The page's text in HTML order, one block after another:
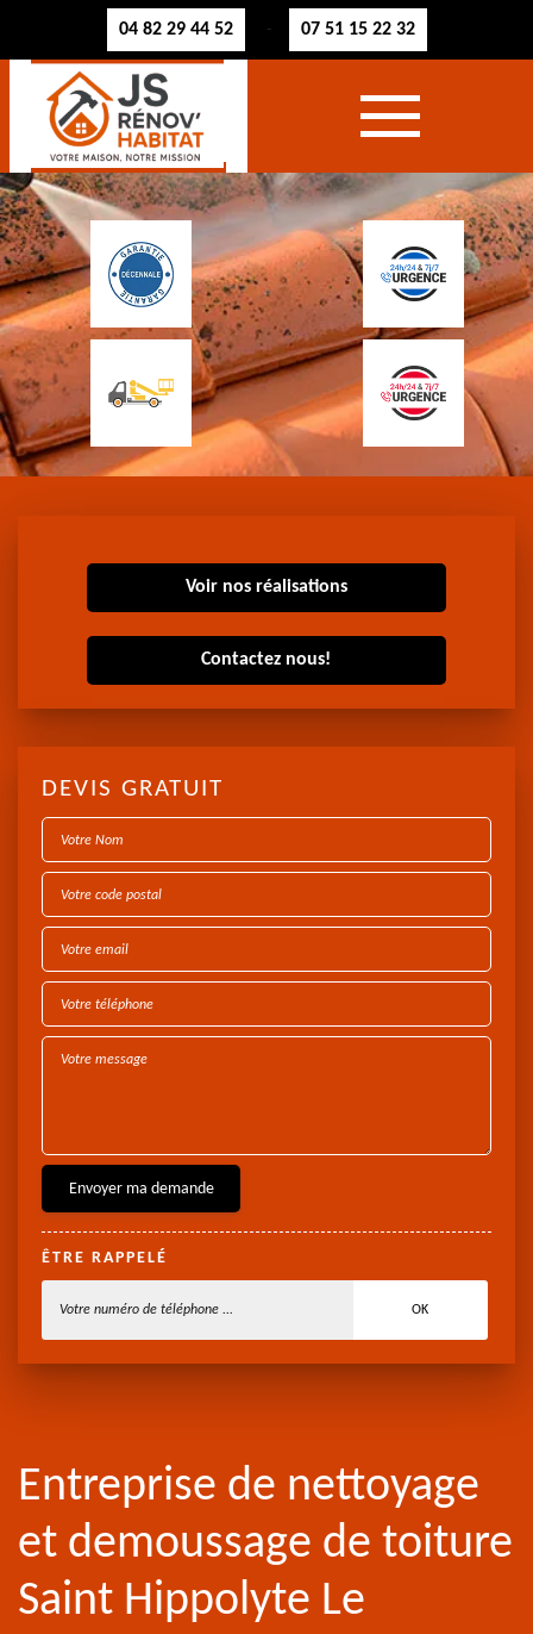
04 82 29 44 52 - 07 51 15 22 32
Voir nos réalisations
Contactez nous!
DEVIS GRATUIT
ÊTRE RAPPELÉ
Entreprise de nettoyage
et demoussage de toiture
Saint Hippolyte Le